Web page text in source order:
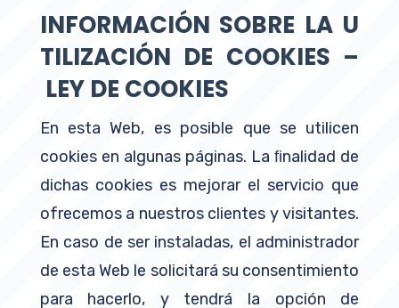
INFORMACIÓN SOBRE LA U
TILIZACIÓN DE COOKIES –
LEY DE COOKIES
En esta Web, es posible que se utilicen
cookies en algunas páginas. La ﬁnalidad de
dichas cookies es mejorar el servicio que
ofrecemos a nuestros clientes y visitantes.
En caso de ser instaladas, el administrador
de esta Web le solicitará su consentimiento
para hacerlo, y tendrá la opción de